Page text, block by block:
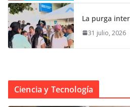
La purga
31 julio, 2026
Ciencia y Tecnología